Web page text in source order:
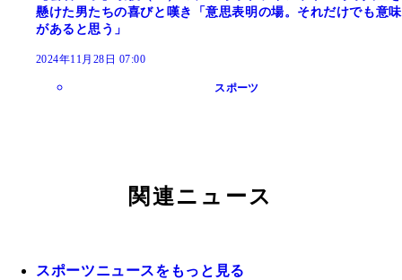
懸けた男たちの喜びと嘆き「意思表明の場。それだけでも意味
があると思う」
2024年11月28日 07:00
スポーツ
関連ニュース
スポーツニュースをもっと見る